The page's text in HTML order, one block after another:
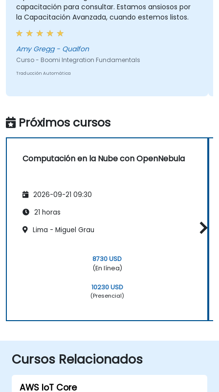
capacitación para consultar. Estamos ansiosos por
la Capacitación Avanzada, cuando estemos listos.
Amy Gregg - Qualfon
Curso - Boomi Integration Fundamentals
Traducción Automática
Próximos cursos
Computación en la Nube con OpenNebula
2026-09-21 09:30
21 horas
Lima - Miguel Grau
8730 USD
(En línea)
10230 USD
(Presencial)
Cursos Relacionados
AWS IoT Core